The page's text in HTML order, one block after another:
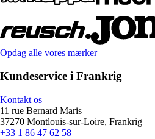
Opdag alle vores mærker
Kundeservice i Frankrig
Kontakt os
11 rue Bernard Maris
37270 Montlouis-sur-Loire, Frankrig
+33 1 86 47 62 58